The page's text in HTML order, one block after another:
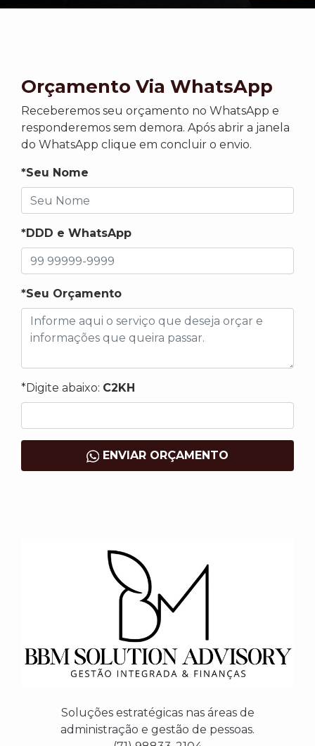
Orçamento Via WhatsApp
Receberemos seu orçamento no WhatsApp e
responderemos sem demora. Após abrir a janela
do WhatsApp clique em concluir o envio.
*Seu Nome
*DDD e WhatsApp
*Seu Orçamento
*Digite abaixo: C2KH
ENVIAR ORÇAMENTO
Soluções estratégicas nas áreas de
administração e gestão de pessoas.